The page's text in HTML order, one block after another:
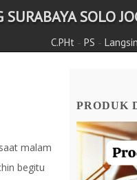
SOLO
C.PHt - PS -
malam
begitu
PRODUK